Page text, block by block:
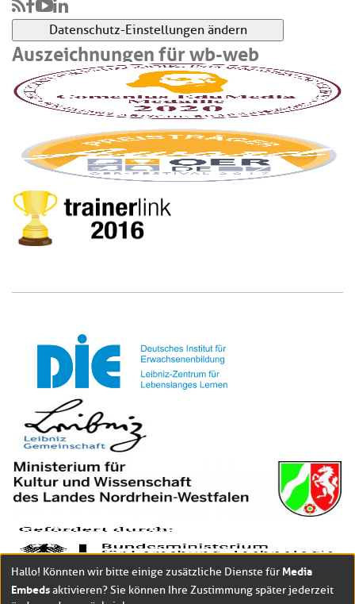
Datenschutz-Einstellungen ändern
Auszeichnungen für wb-web
Hallo! Könnten wir bitte einige zusätzliche Dienste für Media
Embedsaktivieren? Sie können Ihre Zustimmung später jederzeit